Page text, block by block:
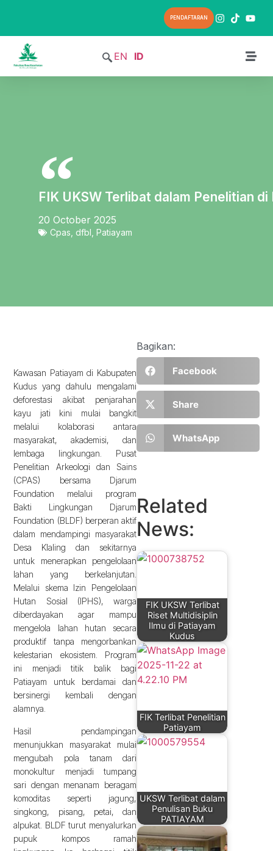
PENDAFTARAN
EN ID
FIK UKSW Terlibat dalam Penelitian di
20 October 2025
Cpas dfbl Patiayam
Kawasan Patiayam di Kabupaten
Kudus yang dahulu mengalami
deforestasi akibat penjarahan
kayu jati kini mulai bangkit
melalui kolaborasi antara
masyarakat, akademisi, dan
lembaga lingkungan. Pusat
Penelitian Arkeologi dan Sains
(CPAS) bersama Djarum
Foundation melalui program
Bakti Lingkungan Djarum
Foundation (BLDF) berperan aktif
dalam mendampingi masyarakat
Desa Klaling dan sekitarnya
untuk menerapkan pengelolaan
lahan yang berkelanjutan.
Melalui skema Izin Pengelolaan
Hutan Sosial (IPHS), warga
diberdayakan agar mampu
mengelola lahan hutan secara
produktif tanpa mengorbankan
kelestarian ekosistem. Program
ini menjadi titik balik bagi
Patiayam untuk berdamai dan
bersinergi kembali dengan
alamnya.
Hasil pendampingan
menunjukkan masyarakat mulai
mengubah pola tanam dari
monokultur menjadi tumpang
sari dengan menanam beragam
komoditas seperti jagung,
singkong, pisang, petai, dan
alpukat. BLDF turut menyalurkan
pupuk kompos ramah
Bagikan:
Facebook
Share
WhatsApp
Related
News:
FIK UKSW Terlibat
Riset Multidisiplin
Ilmu di Patiayam
Kudus
FIK Terlibat Penelitian
Patiayam
UKSW Terlibat dalam
Penulisan Buku
PATIAYAM